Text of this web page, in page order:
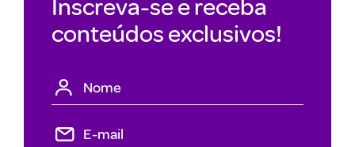
conteúdos exclusivos!